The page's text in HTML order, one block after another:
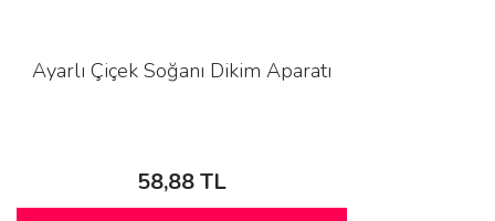
Ayarlı Çiçek Soğanı Dikim Aparatı
58,88 TL